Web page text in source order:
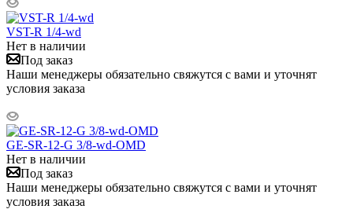
VST-R 1/4-wd
Нет в наличии
Под заказ
Наши менеджеры обязательно свяжутся с вами и уточнят
условия заказа
GE-SR-12-G 3/8-wd-OMD
Нет в наличии
Под заказ
Наши менеджеры обязательно свяжутся с вами и уточнят
условия заказа